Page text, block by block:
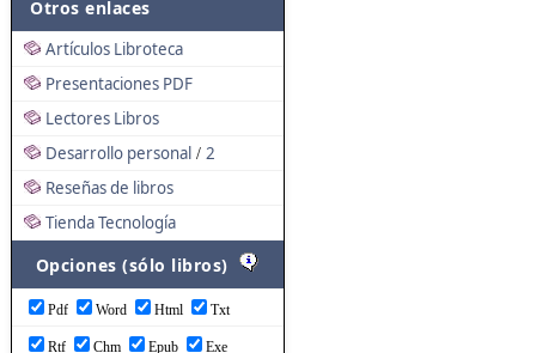
Otros enlaces
Artículos Libroteca
Presentaciones PDF
Lectores Libros
Desarrollo personal / 2
Reseñas de libros
Tienda Tecnología
Opciones (sólo libros)
Pdf Word Html Txt
Rtf Chm Epub Exe